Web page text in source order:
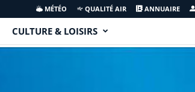
MÉTÉO QUALITÉ AIR ANNUAIRE
CULTURE & LOISIRS